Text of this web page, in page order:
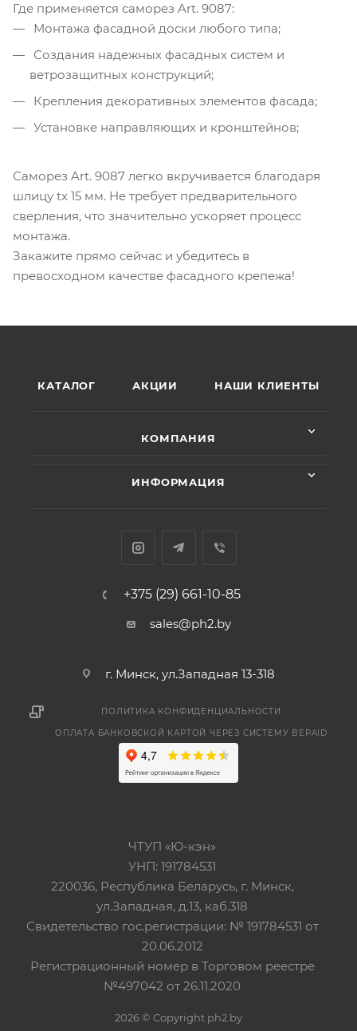
Где применяется саморез Art. 9087:
Монтажа фасадной доски любого типа;
Создания надежных фасадных систем и
ветрозащитных конструкций;
Крепления декоративных элементов фасада;
Установке направляющих и кронштейнов;
Саморез Art. 9087 легко вкручивается благодаря
шлицу tx 15 мм. Не требует предварительного
сверления, что значительно ускоряет процесс
монтажа.
Закажите прямо сейчас и убедитесь в
превосходном качестве фасадного крепежа!
КАТАЛОГ АКЦИИ НАШИ КЛИЕНТЫ
КОМПАНИЯ
ИНФОРМАЦИЯ
+375 (29) 661-10-85
sales@ph2.by
г. Минск, ул.Западная 13-318
ПОЛИТИКА КОНФИДЕНЦИАЛЬНОСТИ
ОПЛАТА БАНКОВСКОЙ КАРТОЙ ЧЕРЕЗ СИСТЕМУ BEPAID
ЧТУП «Ю-кэн»
УНП: 191784531
220036, Республика Беларусь, г. Минск,
ул.Западная, д.13, каб.318
Свидетельство гос.регистрации: № 191784531 от
20.06.2012
Регистрационный номер в Торговом реестре
№497042 от 26.11.2020
2026 © Copyright ph2.by